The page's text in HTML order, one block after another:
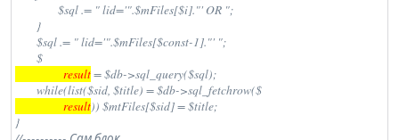
	$
                  result
= $db->sql_query($sql);
	while(list($sid, $title) = $db->sql_fetchrow($
                  result
)) $mtFiles[$sid] = $title;
}